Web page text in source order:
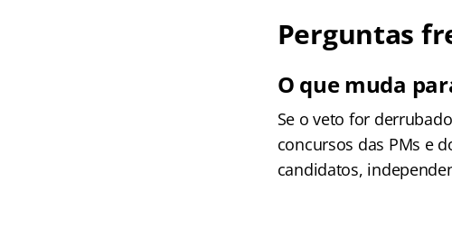
Perguntas
O que muda
Se o veto for
concursos das PMs e
candidatos,